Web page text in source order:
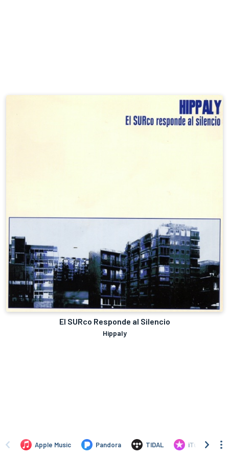
El SURco Responde al Silencio
Hippaly
Apple Music Pandora TIDAL iTunes